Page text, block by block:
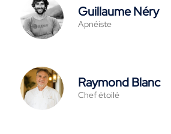
Guillaume Néry
Apnéiste
Raymond Blanc
Chef étoilé